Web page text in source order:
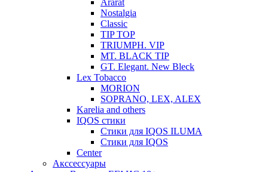
Ararat
Nostalgia
Classic
TIP TOP
TRIUMPH. VIP
MT. BLACK TIP
GT. Elegant. New Bleck
Lex Tobacco
MORION
SOPRANO, LEX, ALEX
Karelia and others
IQOS стики
Стики для IQOS ILUMA
Стики для IQOS
Сenter
Акссессуары